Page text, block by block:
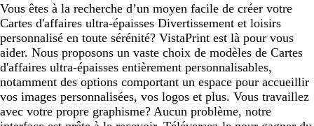
Vous êtes à la recherche d’un moyen facile de créer votre
Cartes d'affaires ultra-épaisses Divertissement et loisirs
personnalisé en toute sérénité? VistaPrint est là pour vous
aider. Nous proposons un vaste choix de modèles de Cartes
d'affaires ultra-épaisses entièrement personnalisables,
notamment des options comportant un espace pour accueillir
vos images personnalisées, vos logos et plus. Vous travaillez
avec votre propre graphisme? Aucun problème, notre